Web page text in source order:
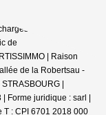
annuelles sont
de
| Raison
de la Robertsau -
|
| Forme juridique : sarl |
T : CPI 6701 2018 000